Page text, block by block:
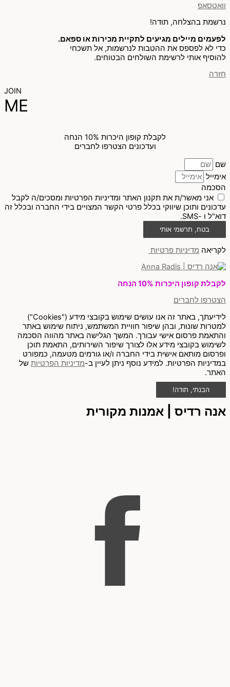
וואטסאפ
נרשמת בהצלחה, תודה!
לפעמים מיילים מגיעים לתקיית מכירות או ספאם.
כדי לא לפספס את ההטבות לנרשמות, אל תשכחי
להוסיף אותי לרשימת השולחים הבטוחים.
חזרה
JOIN
ME
לקבלת קופון היכרות 10% הנחה
ועדכונים הצטרפו לחברים
שם
אימייל
הסכמה
אני מאשר/ת את תקנון האתר ומדיניות הפרטיות ומסכים/ה לקבל
עדכונים ותוכן שיווקי בכלל פרטי הקשר המצויים בידי החברה ובכלל זה
דוא"ל ו -SMS.
בטח, תרשמי אותי
לקריאה מדיניות פרטיות
לקבלת קופון היכרות 10% הנחה
הצטרפו לחברים
לידיעתך, באתר זה אנו עושים שימוש בקובצי מידע ("Cookies")
למטרות שונות, ובהן שיפור חוויית המשתמש, ניתוח שימוש באתר
והתאמת פרסום אישי עבורך. המשך הגלישה באתר מהווה הסכמה
לשימוש בקובצי מידע אלו לצורך שיפור השירותים, התאמת תוכן
ופרסום מותאם אישית בידי החברה ו/או גורמים מטעמה, כמפורט
במדיניות הפרטיות. למידע נוסף ניתן לעיין ב-מדיניות הפרטיות של
האתר.
הבנתי, תודה!
אנה רדיס | אמנות מקורית